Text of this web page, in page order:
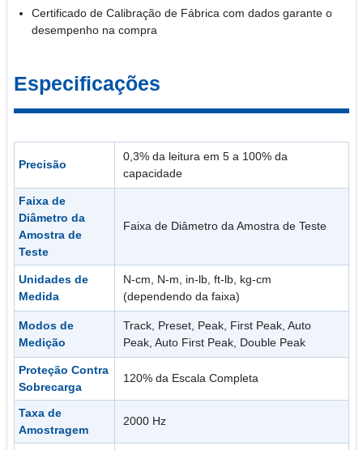
Certificado de Calibração de Fábrica com dados garante o
desempenho na compra
Especificações
Precisão
0,3% da leitura em 5 a 100% da
capacidade
Faixa de
Diâmetro da
Amostra de
Teste
Faixa de Diâmetro da Amostra de Teste
Unidades de
Medida
N-cm, N-m, in-lb, ft-lb, kg-cm
(dependendo da faixa)
Modos de
Medição
Track, Preset, Peak, First Peak, Auto
Peak, Auto First Peak, Double Peak
Proteção Contra
Sobrecarga
120% da Escala Completa
Taxa de
Amostragem
2000 Hz